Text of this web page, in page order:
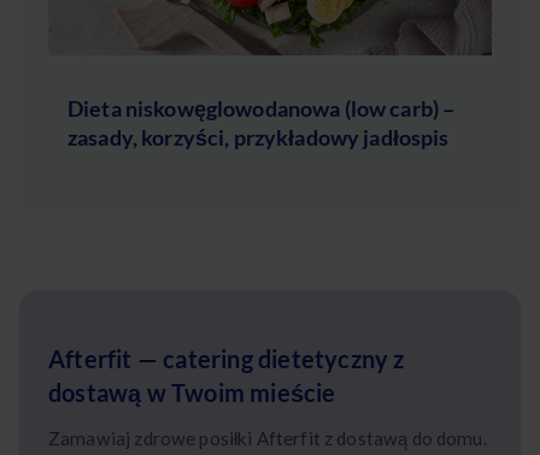
Dieta niskowęglowodanowa (low carb) –
zasady, korzyści, przykładowy jadłospis
Afterfit — catering dietetyczny z
dostawą w Twoim mieście
Zamawiaj zdrowe posiłki Afterfit z dostawą do domu.